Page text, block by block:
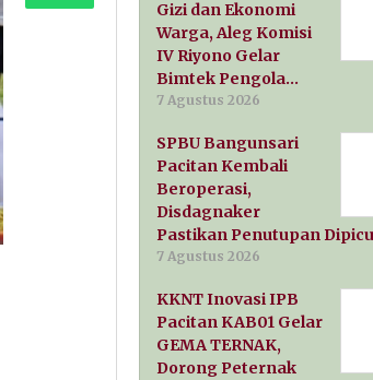
Gizi dan Ekonomi
Warga, Aleg Komisi
IV Riyono Gelar
Bimtek Pengola…
7 Agustus 2026
SPBU Bangunsari
Pacitan Kembali
Beroperasi,
Disdagnaker
Pastikan Penutupan
7 Agustus 2026
KKNT Inovasi IPB
Pacitan KAB01 Gelar
GEMA TERNAK,
Dorong Peternak